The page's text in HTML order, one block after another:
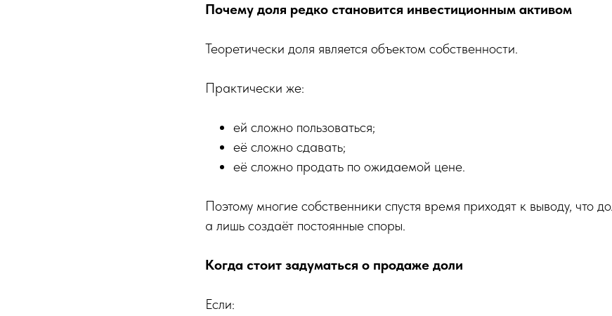
Почему доля редко становится инвестиционным активом
Теоретически доля является объектом собственности.
Практически же:
ей сложно пользоваться;
её сложно сдавать;
её сложно продать по ожидаемой цене.
Поэтому многие собственники спустя время приходят к выводу, что
а лишь создаёт постоянные споры.
Когда стоит задуматься о продаже доли
Если: